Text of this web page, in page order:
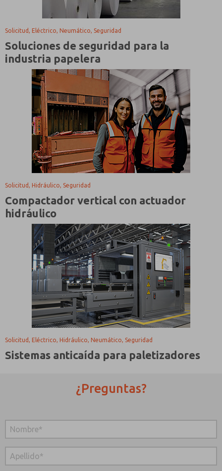
Solicitud, Eléctrico, Neumático, Seguridad
Soluciones de seguridad para la
industria papelera
Solicitud, Hidráulico, Seguridad
Compactador vertical con actuador
hidráulico
Solicitud, Eléctrico, Hidráulico, Neumático, Seguridad
Sistemas anticaída para paletizadores
¿Preguntas?